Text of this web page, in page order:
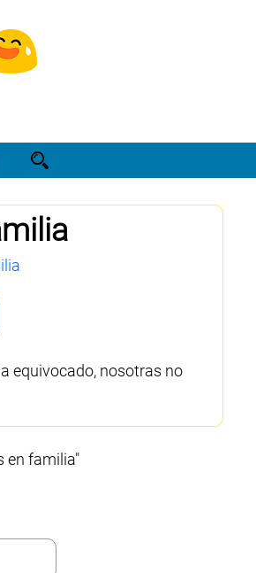
equivocado, nosotras no
en familia"